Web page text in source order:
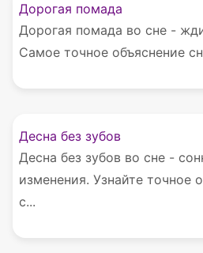
Дорогая помада
Дорогая помада во сне -
Самое точное объяснение
Десна без зубов
Десна без зубов во сне -
изменения. Узнайте точное
с...